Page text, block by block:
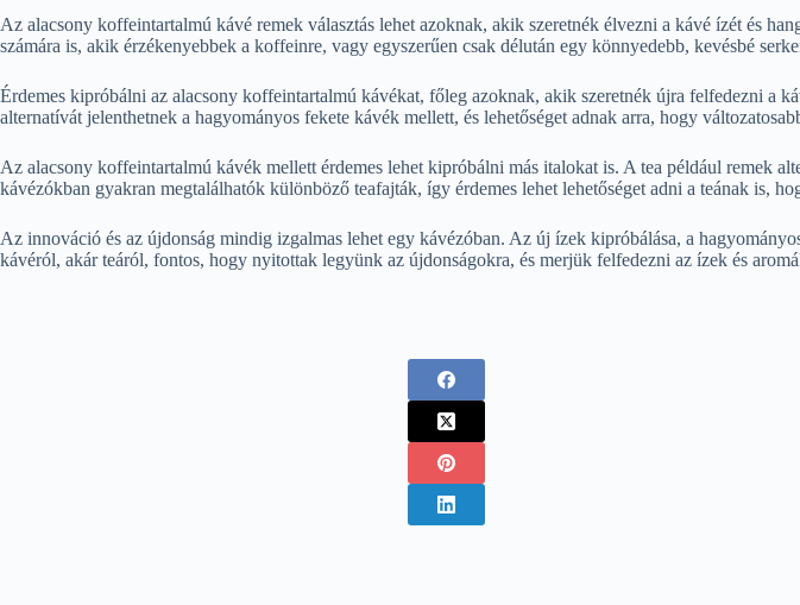
Az alacsony koffeintartalmú kávé remek választás lehet azoknak, akik szeretnék élvezni a kávé ízét és
számára is, akik érzékenyebbek a koffeinre, vagy egyszerűen csak délután egy könnyedebb, kevésbé
Érdemes kipróbálni az alacsony koffeintartalmú kávékat, főleg azoknak, akik szeretnék újra felfedezni a
alternatívát jelenthetnek a hagyományos fekete kávék mellett, és lehetőséget adnak arra, hogy
Az alacsony koffeintartalmú kávék mellett érdemes lehet kipróbálni más italokat is. A tea például remek
kávézókban gyakran megtalálhatók különböző teafajták, így érdemes lehet lehetőséget adni a teának is,
Az innováció és az újdonság mindig izgalmas lehet egy kávézóban. Az új ízek kipróbálása, a
kávéról, akár teáról, fontos, hogy nyitottak legyünk az újdonságokra, és merjük felfedezni az ízek és